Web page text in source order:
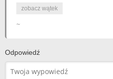
zobacz wątek
~
Odpowiedź